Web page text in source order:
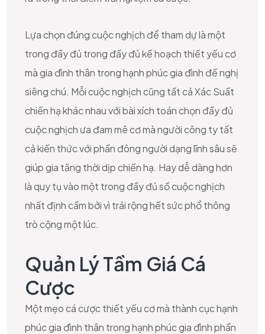
Lựa chọn đúng cuộc nghịch để tham dự là một
trong đầy đủ trong đầy đủ kế hoạch thiết yếu cơ
mà gia đình thân trong hạnh phúc gia đình đề nghị
siêng chú. Mỗi cuộc nghịch cũng tất cả Xác Suất
chiến hạ khác nhau với bài xích toán chọn đầy đủ
cuộc nghịch ưa đam mê cơ mà người công ty tất
cả kiến thức với phần đông người dạng lĩnh sâu sẽ
giúp gia tăng thời dịp chiến hạ. Hay dễ dàng hơn
là quy tụ vào một trong đầy đủ số cuộc nghịch
nhất định cầm bởi vì trải rộng hết sức phổ thông
trò cộng một lúc.
Quản Lý Tầm Giá Cá
Cược
Một mẹo cá cược thiết yếu cơ mà thành cục hạnh
phúc gia đình thân trong hạnh phúc gia đình phần